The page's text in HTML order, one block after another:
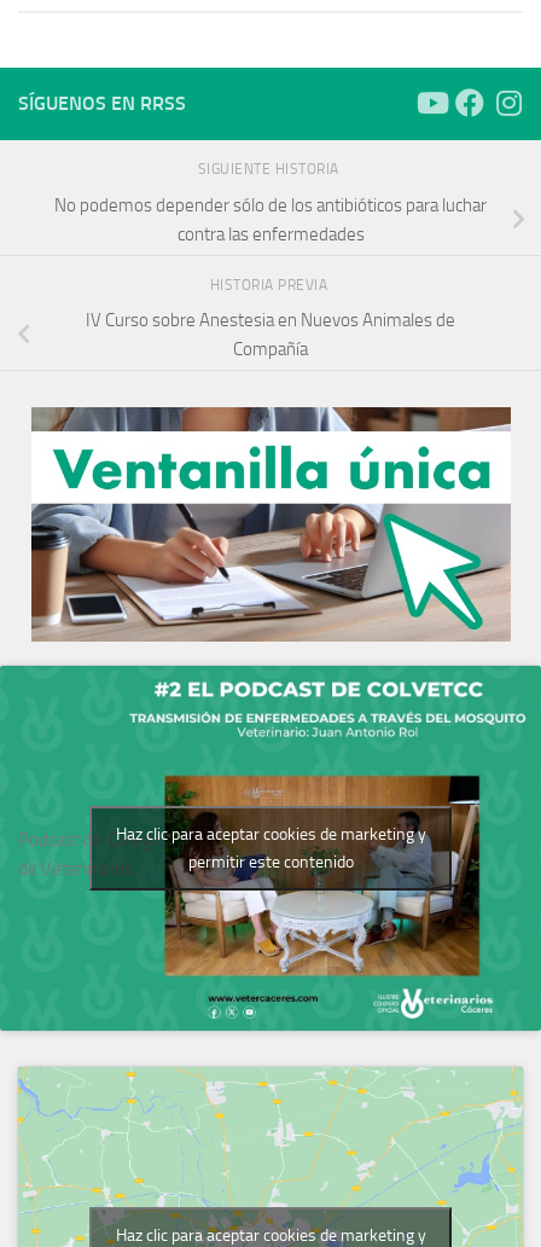
SÍGUENOS EN RRSS
SIGUIENTE HISTORIA
No podemos depender sólo de los antibióticos para luchar
contra las enfermedades
HISTORIA PREVIA
IV Curso sobre Anestesia en Nuevos Animales de
Compañía
Podcast del Colegio
de Veterinarios
Haz clic para aceptar cookies de marketing y
permitir este contenido
Haz clic para aceptar cookies de marketing y